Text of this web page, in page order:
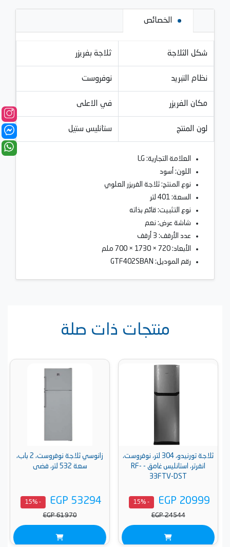
الخصائص
شكل الثلاجة ثلاجة بفريزر
نظام التبريد نوفروست
مكان الفريزر في الاعلى
لون المنتج ستانليس ستيل
العلامة التجارية: LG
اللون: أسود
نوع المنتج: ثلاجة الفريزر العلوي
السعة: 401 لتر
نوع التثبيت: قائم بذاته
شاشة عرض: نعم
عدد الأرفف: 3 أرفف
الأبعاد: 720 × 1730 × 700 ملم
رقم الموديل: GTF402SBAN
منتجات ذات صلة
ثلاجة تورنيدو، 304 لتر، نوفروست،
انفرتر، استانليس غامق - RF-
33FTV-DST
EGP 20999
- 15%
EGP 24544
زانوسي ثلاجة نوفروست، 2 باب،
سعة 532 لتر، فضى
EGP 53294
- 15%
EGP 61970